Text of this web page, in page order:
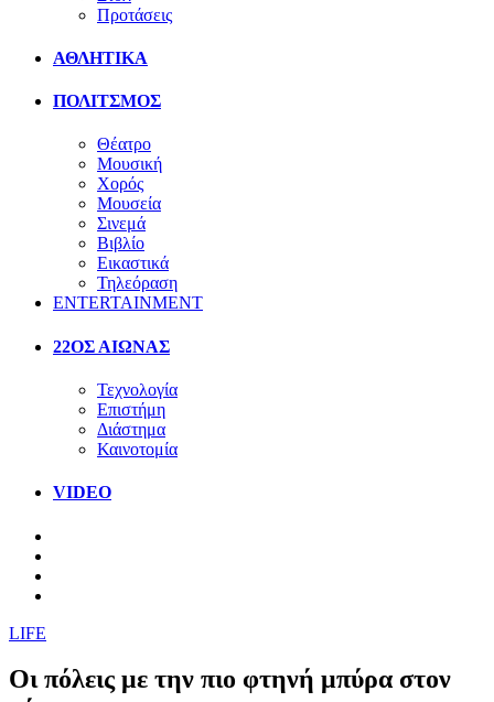
Προτάσεις
ΑΘΛΗΤΙΚΑ
ΠΟΛΙΤΣΜΟΣ
Θέατρο
Μουσική
Χορός
Μουσεία
Σινεμά
Βιβλίο
Εικαστικά
Τηλεόραση
ENTERTAINMENT
22ΟΣ ΑΙΩΝΑΣ
Τεχνολογία
Επιστήμη
Διάστημα
Καινοτομία
VIDEO
LIFE
Οι πόλεις με την πιο φτηνή μπύρα στον